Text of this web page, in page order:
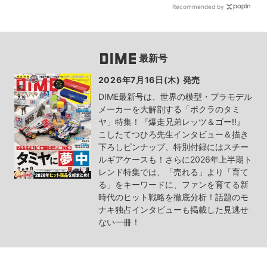
Recommended by
最新号
2026年7月16日(木) 発売
DIME最新号は、世界の模型・プラモデル
メーカーを大解剖する「ボクラのタミ
ヤ」特集！『爆走兄弟レッツ＆ゴー!!』
こしたてつひろ先生インタビュー＆描き
下ろしピンナップ、特別付録にはスチー
ルギアケースも！さらに2026年上半期ト
レンド特集では、「売れる」より「育て
る」をキーワードに、ファンを育てる新
時代のヒット戦略を徹底分析！話題のモ
ナキ独占インタビューも掲載した見逃せ
ない一冊！